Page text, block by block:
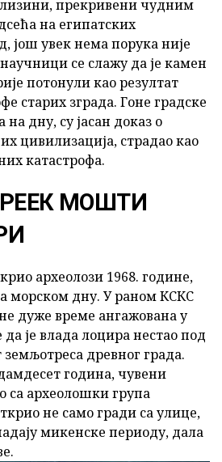
прекривени чудним
на египатских
још увек нема порука није
се слажу да је камен
потонули као резултат
старих зграда. Гоне градске
на дну, су јасан доказ о
цивилизација, страдао као
катастрофа.
МОШТИ
археолози 1968. године,
морском дну. У раном КСКС
дуже време ангажована у
је влада лоцира нестао под
древног града.
година, чувени
са археолошки група
не само гради са улице,
микенске периоду, дала